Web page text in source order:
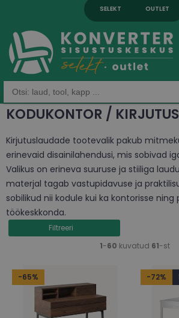
SELEKT OUTLET
KODUKONTOR /
Kirjutuslaudade tootevalik pakub
erinevaid disainilahendusi, mis sobivad
Valikus on erineva suuruse ja stiiliga
materjal tagab vastupidavuse ja
sobilikud nii kodule kui ka kontorisse
töökeskkonda.
Filtreeri
1-60 kuvatud 61-st
-65% -72%